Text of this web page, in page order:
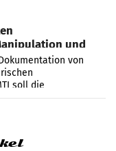
und
von
soll die
Manipulation und